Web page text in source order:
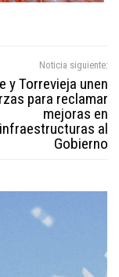
Noticia siguiente:
y Torrevieja unen
para reclamar
mejoras en
infraestructuras al
Gobierno